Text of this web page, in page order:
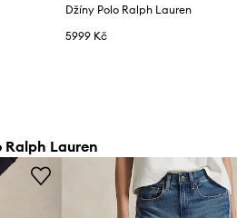
Džíny Polo Ralph Lauren
5999 Kč
Lauren